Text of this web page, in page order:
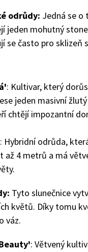
odrůdy: Jedná se o
jeden mohutný
se často pro sklizeň
: Kultivar, který
jeden masivní
chtějí impozantní
: Hybridní odrůda,
až 4 metrů a má
Tyto slunečnice
květů. Díky tomu
váz.
: Větvený